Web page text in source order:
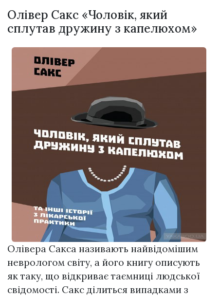
Олівер Сакс «Чоловік, який
сплутав дружину з капелюхом»
Олівера Сакса називають найвідомішим
неврологом світу, а його книгу описують
як таку, що відкриває таємниці людської
свідомості. Сакс ділиться випадками з